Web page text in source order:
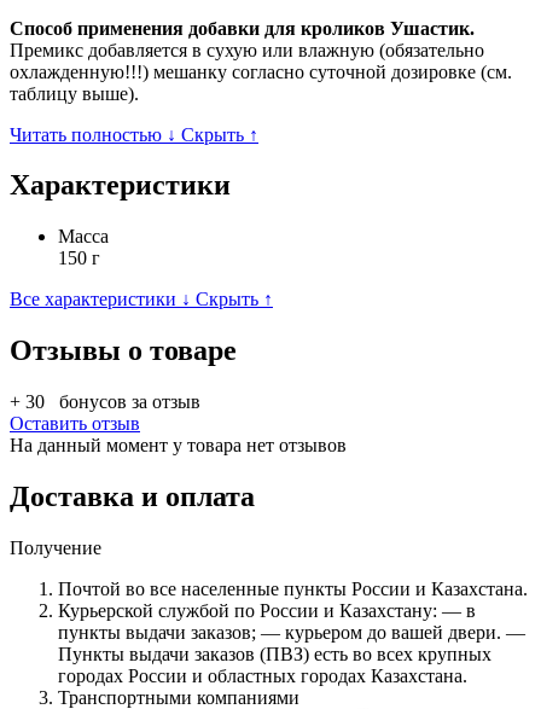
Способ применения добавки для кроликов Ушастик.
Премикс добавляется в сухую или влажную (обязательно
охлажденную!!!) мешанку согласно суточной дозировке (см.
таблицу выше).
Читать полностью ↓ Скрыть ↑
Характеристики
Масса
150 г
Все характеристики ↓ Скрыть ↑
Отзывы о товаре
+ 30
бонусов за отзыв
Оставить отзыв
На данный момент у товара нет отзывов
Доставка и оплата
Получение
Почтой во все населенные пункты России и Казахстана.
Курьерской службой по России и Казахстану: — в
пункты выдачи заказов; — курьером до вашей двери. —
Пункты выдачи заказов (ПВЗ) есть во всех крупных
городах России и областных городах Казахстана.
Транспортными компаниями